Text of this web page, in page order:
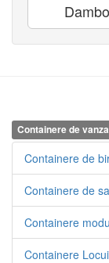
Containere de
Containere de
Containere de
Containere
Containere